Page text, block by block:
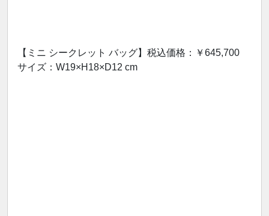
【ミニ シークレット バッグ】税込価格：￥645,700
サイズ：W19×H18×D12 cm